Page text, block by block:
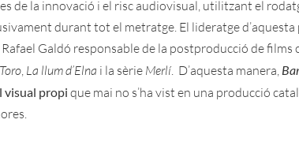
de la innovació i el risc audiovisual, utilitzant el
durant tot el metratge. El lideratge d’aquesta
Galdó responsable de la postproducció de films
Toro La llum d’Elna i la sèrie Merlí . D’aquesta manera,
visual propique mai no s’ha vist en una producció